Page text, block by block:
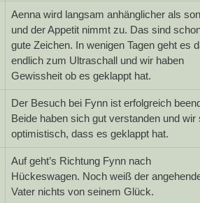
Aenna wird langsam anhänglicher als
und der Appetit nimmt zu. Das sind
gute Zeichen. In wenigen Tagen geht es
endlich zum Ultraschall und wir haben
Gewissheit ob es geklappt hat.
Der Besuch bei Fynn ist erfolgreich
Beide haben sich gut verstanden und wir
optimistisch, dass es geklappt hat.
Auf geht’s Richtung Fynn nach
Hückeswagen. Noch weiß der
Vater nichts von seinem Glück.